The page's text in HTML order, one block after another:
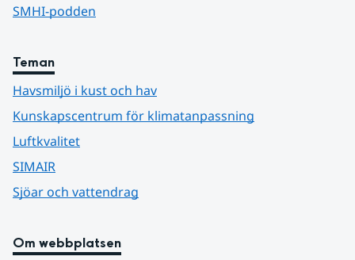
SMHI-podden
Teman
Havsmiljö i kust och hav
Kunskapscentrum för klimatanpassning
Luftkvalitet
SIMAIR
Sjöar och vattendrag
Om webbplatsen